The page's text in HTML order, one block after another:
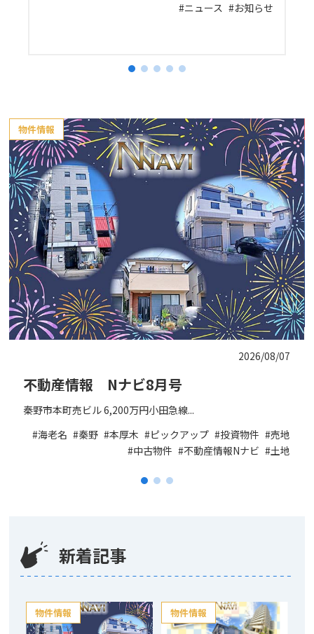
ニュース お知らせ
物件情報
2026/08/07
不動産情報 Nナビ8月号
秦野市本町売ビル 6,200万円小田急線...
海老名
秦野 本厚木 ピックアップ 投資物件
売地
中古物件
不動産情報Nナビ 土地
新着記事
物件情報 物件情報